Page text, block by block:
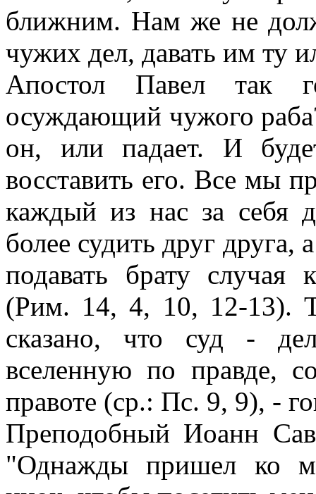
ближним. Нам же не
чужих дел, давать им ту
Апостол Павел так
осуждающий чужого
он, или падает. И
восставить его. Все мы
каждый из нас за себя
более судить друг
подавать брату случая
(Рим. 14, 4, 10, 12-13).
сказано, что суд -
вселенную по правде,
правоте (ср.: Пс. 9, 9), -
Преподобный Иоанн
"Однажды пришел ко